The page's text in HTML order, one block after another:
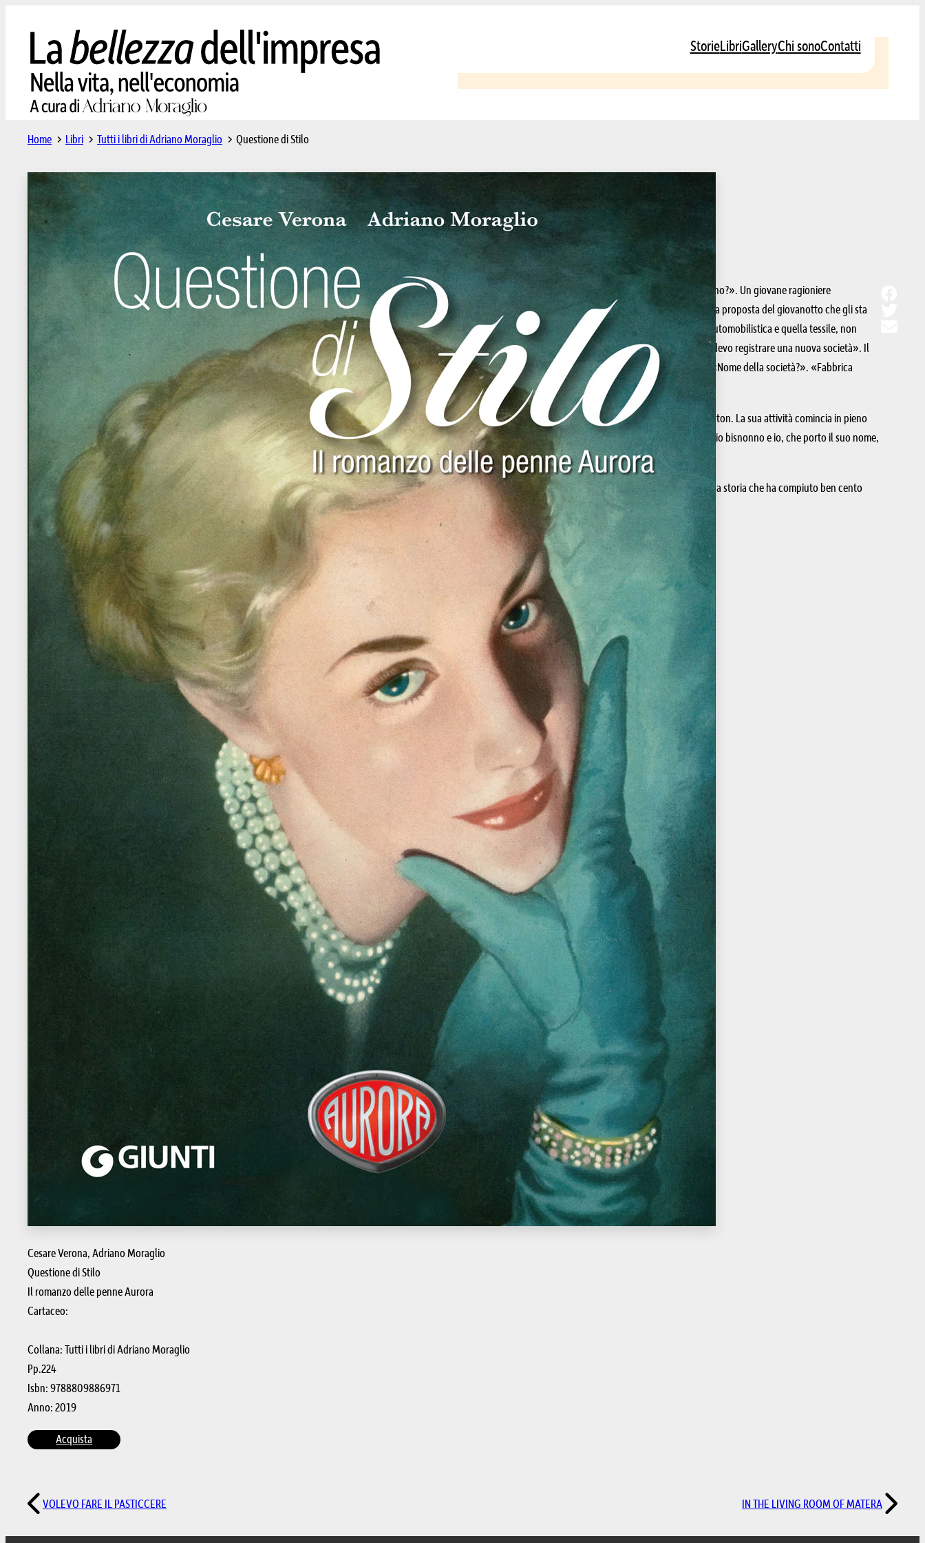
StorieLibriGalleryChi sonoContatti
Home Libri Tutti i libri di Adriano Moraglio Questione di Stilo
Cesare Verona, Adriano Moraglio
Questione di Stilo
Il romanzo delle penne Aurora
Cartaceo:
Collana: Tutti i libri di Adriano Moraglio
Pp.224
Isbn: 9788809886971
Anno: 2019
Acquista
Questione di Stilo
Torino, 1919. «Signor Levi, le propongo un affare fantastico: perché non fabbrica anche lei penne stilografiche a Torino?». Un giovane ragioniere
intraprendente guarda dritto negli occhi un noto industriale tessile di Torino, Isaia Levi. L’imprenditore è intrigato dalla proposta del giovanotto che gli sta
davanti. Se Torino è nota per aver dato i natali al Regno e se è famosa per le sue pasticcerie, il cioccolato, l’industria automobilistica e quella tessile, non
potrebbe diventare la “capitale” della penna stilografica? Qualche giorno dopo comincia l’avventura: «Buongiorno, devo registrare una nuova società». Il
funzionario della Camera di Commercio solleva lo sguardo dalle carte e stringe le labbra in segno di considerazione: «Nome della società?». «Fabbrica
italiana di penne a serbatoio Aurora».
Torino, 1889. Un certo Cesare Verona importa in Italia le prime macchine per scrivere di produzione americana Remington. La sua attività comincia in pieno
centro a Torino, a una quindicina di minuti a piedi dal luogo in cui sorgerà la fabbrica dell’Aurora. Cesare Verona è il mio bisnonno e io, che porto il suo nome,
sono attualmente il quarto patron di Aurora, divenuta la più importante fabbrica italiana di penne stilografiche.
È andata così. In questo incrocio “siderale” tra macchine per scrivere e penne stilografiche c’è tutto il paradosso di una storia che ha compiuto ben cento
anni. Tutta da… leggere, ora che l’ho scritta per voi.
Cesare Verona
VOLEVO FARE IL PASTICCERE IN THE LIVING ROOM OF MATERA